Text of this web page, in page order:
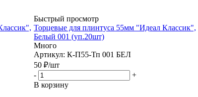
Быстрый просмотр
Торцевые для плинтуса 55мм "Идеал Классик",
Белый 001 (уп.20шт)
Много
Артикул: К-П55-Тп 001 БЕЛ
50 ₽/шт
-
+
В корзину